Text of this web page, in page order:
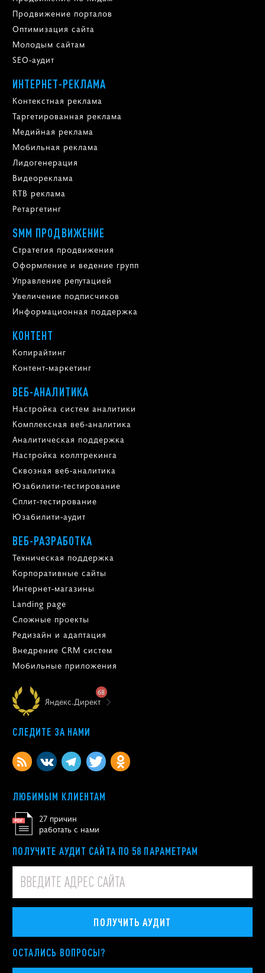
Продвижение порталов
Оптимизация сайта
Молодым сайтам
SEO-аудит
ИНТЕРНЕТ-РЕКЛАМА
Контекстная реклама
Таргетированная реклама
Медийная реклама
Мобильная реклама
Лидогенерация
Видеореклама
RTB реклама
Ретаргетинг
SMM ПРОДВИЖЕНИЕ
Стратегия продвижения
Оформление и ведение групп
Управление репутацией
Увеличение подписчиков
Информационная поддержка
КОНТЕНТ
Копирайтинг
Контент-маркетинг
ВЕБ-АНАЛИТИКА
Настройка систем аналитики
Комплексная веб-аналитика
Аналитическая поддержка
Настройка коллтрекинга
Сквозная веб-аналитика
Юзабилити-тестирование
Сплит-тестирование
Юзабилити-аудит
ВЕБ-РАЗРАБОТКА
Техническая поддержка
Корпоративные сайты
Интернет-магазины
Landing page
Сложные проекты
Редизайн и адаптация
Внедрение CRM систем
Мобильные приложения
Яндекс.Директ
68
СЛЕДИТЕ ЗА НАМИ
ЛЮБИМЫМ КЛИЕНТАМ
27 причин
работать с нами
ПОЛУЧИТЕ АУДИТ САЙТА ПО 58 ПАРАМЕТРАМ
ПОЛУЧИТЬ АУДИТ
ОСТАЛИСЬ ВОПРОСЫ?